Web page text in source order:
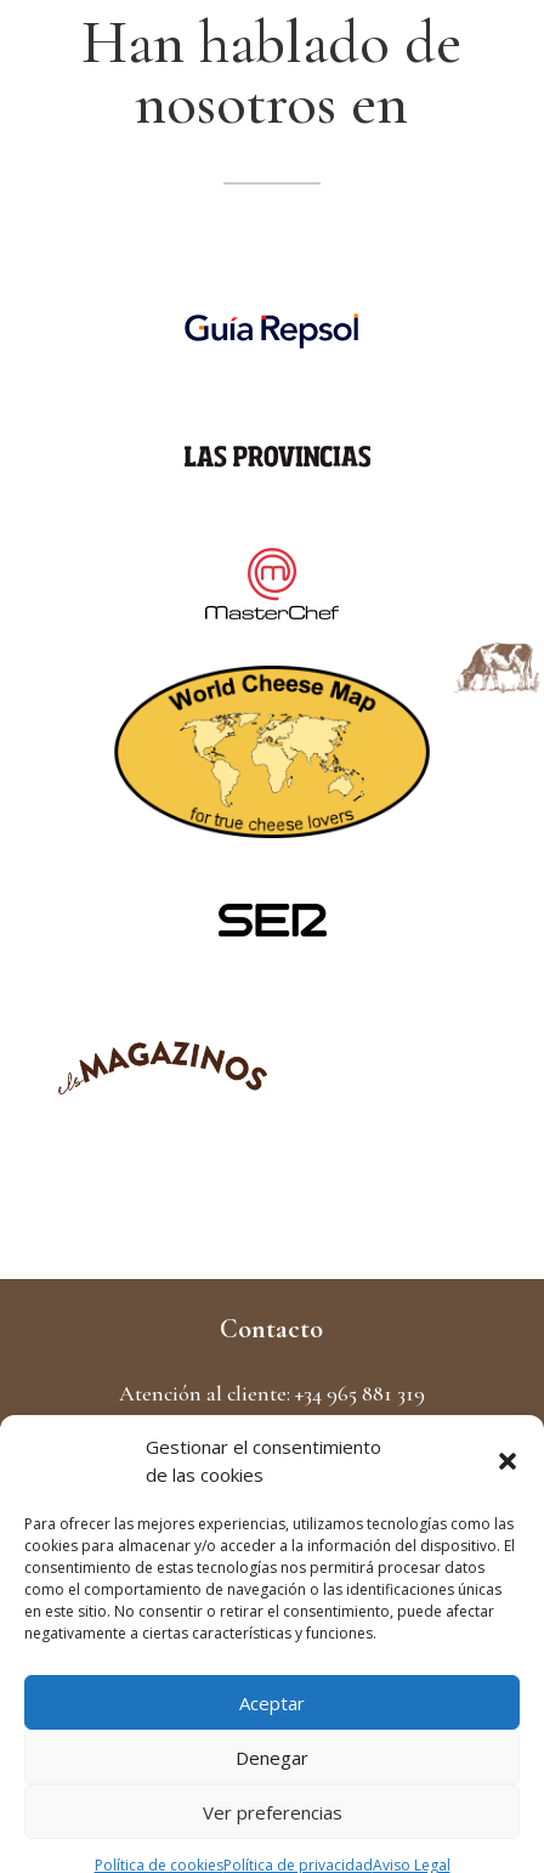
Gestionar el consentimiento
de las cookies
Para ofrecer las mejores experiencias, utilizamos tecnologías como las
cookies para almacenar y/o acceder a la información del dispositivo. El
consentimiento de estas tecnologías nos permitirá procesar datos
como el comportamiento de navegación o las identificaciones únicas
en este sitio. No consentir o retirar el consentimiento, puede afectar
negativamente a ciertas características y funciones.
Aceptar
Denegar
Ver preferencias
Política de cookiesPolítica de privacidadAviso Legal
Han hablado de
nosotros en
Contacto
Atención al cliente: +34 965 881 319
Formulario de Contacto
Copyright Queronsa S.L. – todos los derechos